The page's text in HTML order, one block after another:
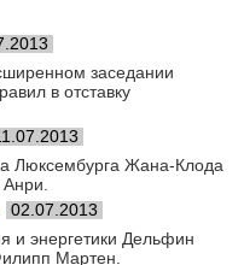
заседании
в отставку
Люксембурга Жана-Клода
02.07.2013
и энергетики Дельфин
Мартен.